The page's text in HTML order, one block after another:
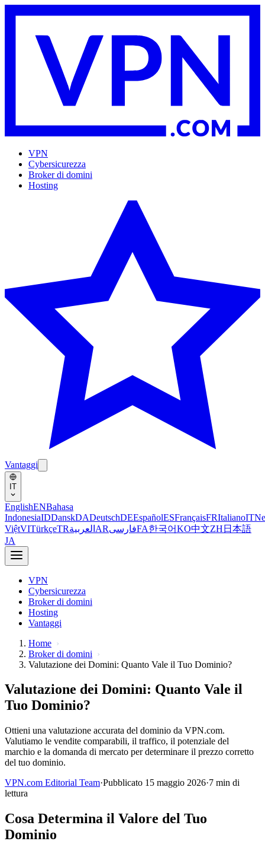
VPN
Cybersicurezza
Broker di domini
Hosting
Vantaggi
IT
EnglishENBahasa
IndonesiaIDDanskDADeutschDEEspañolESFrançaisFRItalianoIT
ViệtVITürkçeTRالعربية ARفارسیFA한국어KO中文ZH 日本語
JA
VPN
Cybersicurezza
Broker di domini
Hosting
Vantaggi
Home
Broker di domini
Valutazione dei Domini: Quanto Vale il Tuo Dominio?
Valutazione dei Domini: Quanto Vale il
Tuo Dominio?
Ottieni una valutazione accurata del dominio da VPN.com.
Valutiamo le vendite comparabili, il traffico, il potenziale del
marchio e la domanda di mercato per determinare il prezzo corretto
del tuo dominio.
VPN.com Editorial Team·Pubblicato 15 maggio 2026·7 min di
lettura
Cosa Determina il Valore del Tuo
Dominio